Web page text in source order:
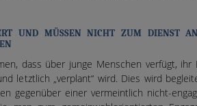
UND MÜSSEN NICHT ZUM DIENST
dass über junge Menschen verfügt, ihr
letztlich „verplant“ wird. Dies wird
gegenüber einer vermeintlich nicht-